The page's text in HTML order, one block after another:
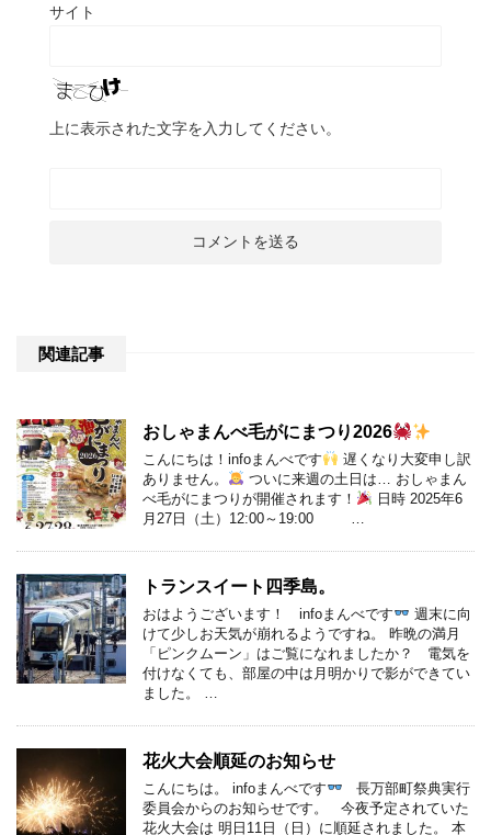
サイト
上に表示された文字を入力してください。
関連記事
おしゃまんべ毛がにまつり2026
こんにちは！infoまんべです
遅くなり大変申し訳
ありません。
ついに来週の土日は… おしゃまん
べ毛がにまつりが開催されます！
日時 2025年6
月27日（土）12:00～19:00 …
トランスイート四季島。
おはようございます！ infoまんべです
週末に向
けて少しお天気が崩れるようですね。 昨晩の満月
「ピンクムーン」はご覧になれましたか？ 電気を
付けなくても、部屋の中は月明かりで影ができてい
ました。 …
花火大会順延のお知らせ
こんにちは。 infoまんべです
長万部町祭典実行
委員会からのお知らせです。 今夜予定されていた
花火大会は 明日11日（日）に順延されました。 本